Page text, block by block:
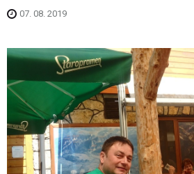
07. 08. 2019